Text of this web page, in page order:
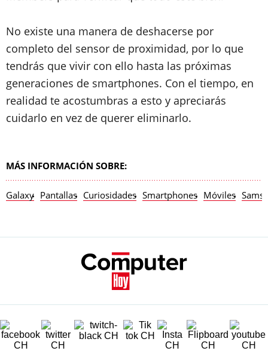
No existe una manera de deshacerse por
completo del sensor de proximidad, por lo que
tendrás que vivir con ello hasta las próximas
generaciones de smartphones. Con el tiempo, en
realidad te acostumbras a esto y apreciarás
cuidarlo en vez de querer eliminarlo.
MÁS INFORMACIÓN SOBRE:
Galaxy Pantallas Curiosidades Smartphones Móviles
SECCIONES